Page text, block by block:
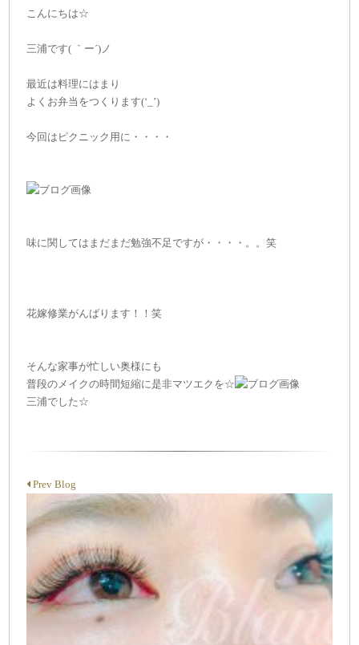
こんにちは☆
三浦です( ｀ー´)ノ
最近は料理にはまり
よくお弁当をつくります(‘_’)
今回はピクニック用に・・・・
味に関してはまだまだ勉強不足ですが・・・・。。笑
花嫁修業がんばります！！笑
そんな家事が忙しい奥様にも
普段のメイクの時間短縮に是非マツエクを☆
三浦でした☆
Prev Blog